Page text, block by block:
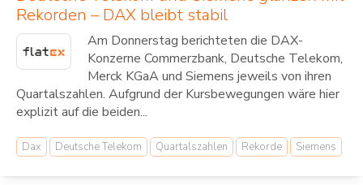
Rekorden – DAX bleibt stabil
Am Donnerstag berichteten die DAX-
Konzerne Commerzbank, Deutsche Telekom,
Merck KGaA und Siemens jeweils von ihren
Quartalszahlen. Aufgrund der Kursbewegungen wäre hier
explizit auf die beiden...
Dax Deutsche Telekom Quartalszahlen Rekorde Siemens